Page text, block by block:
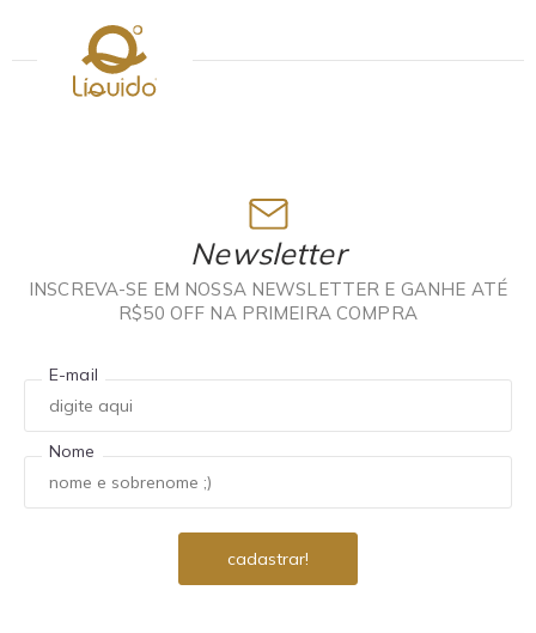
Newsletter
INSCREVA-SE EM NOSSA NEWSLETTER E GANHE ATÉ
R$50 OFF NA PRIMEIRA COMPRA
E-mail
Nome